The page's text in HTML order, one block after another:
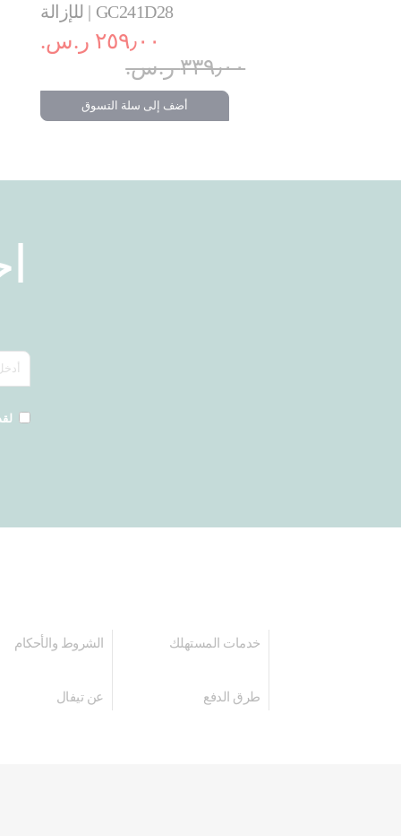
للإزالة | GC241D28
٢٥٩٫٠٠ ر.س.‏
٣٣٩٫٠٠ ر.س.‏
أضف إلى سلة التسوق
خدمات المستهلك الشروط والأحكام
طرق الدفع عن تيفال